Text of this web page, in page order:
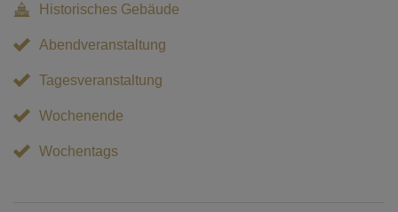
Historisches Gebäude
Abendveranstaltung
Tagesveranstaltung
Wochenende
Wochentags